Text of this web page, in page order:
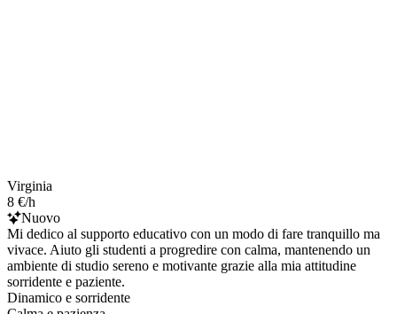
Virginia
8 €/h
Nuovo
Mi dedico al supporto educativo con un modo di fare tranquillo ma
vivace. Aiuto gli studenti a progredire con calma, mantenendo un
ambiente di studio sereno e motivante grazie alla mia attitudine
sorridente e paziente.
Dinamico e sorridente